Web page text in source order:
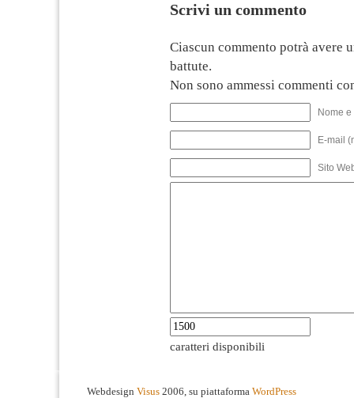
Scrivi un commento
Ciascun commento potrà avere
battute.
Non sono ammessi commenti
Nome
E-mail
Sito
caratteri disponibili
Webdesign Visus 2006, su piattaforma WordPress